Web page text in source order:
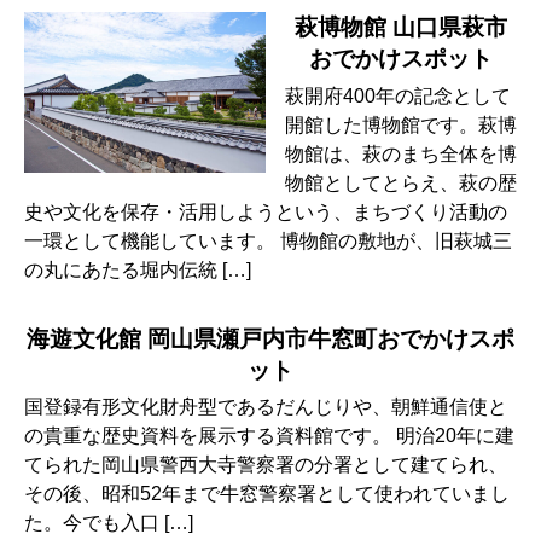
萩博物館 山口県萩市
おでかけスポット
萩開府400年の記念として
開館した博物館です。萩博
物館は、萩のまち全体を博
物館としてとらえ、萩の歴
史や文化を保存・活用しようという、まちづくり活動の
一環として機能しています。 博物館の敷地が、旧萩城三
の丸にあたる堀内伝統 […]
海遊文化館 岡山県瀬戸内市牛窓町おでかけスポ
ット
国登録有形文化財舟型であるだんじりや、朝鮮通信使と
の貴重な歴史資料を展示する資料館です。 明治20年に建
てられた岡山県警西大寺警察署の分署として建てられ、
その後、昭和52年まで牛窓警察署として使われていまし
た。今でも入口 […]